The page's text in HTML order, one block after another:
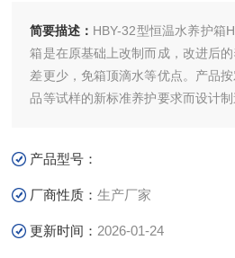
简要描述： HBY-32型恒温水养护箱
箱是在原基础上改制而成，改进后
差更少，免箱顶滴水等优点。产品
品等试样的新标准养护要求而设计制
养护。
产品型号：
厂商性质：生产厂家
更新时间： 2026-01-24